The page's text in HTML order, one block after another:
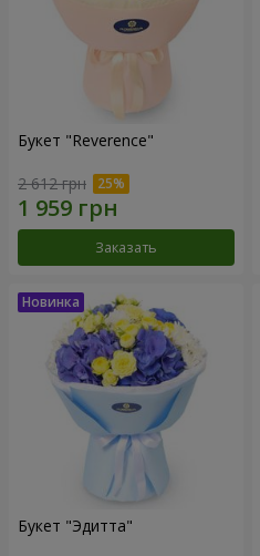
Букет "Reverence"
2 612 грн
Заказать
Букет "Эдитта"